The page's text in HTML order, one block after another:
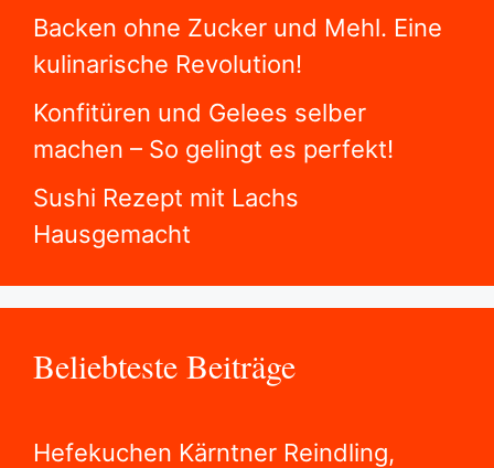
Backen ohne Zucker und Mehl. Eine
kulinarische Revolution!
Konfitüren und Gelees selber
machen – So gelingt es perfekt!
Sushi Rezept mit Lachs
Hausgemacht
Beliebteste Beiträge
Hefekuchen Kärntner Reindling,